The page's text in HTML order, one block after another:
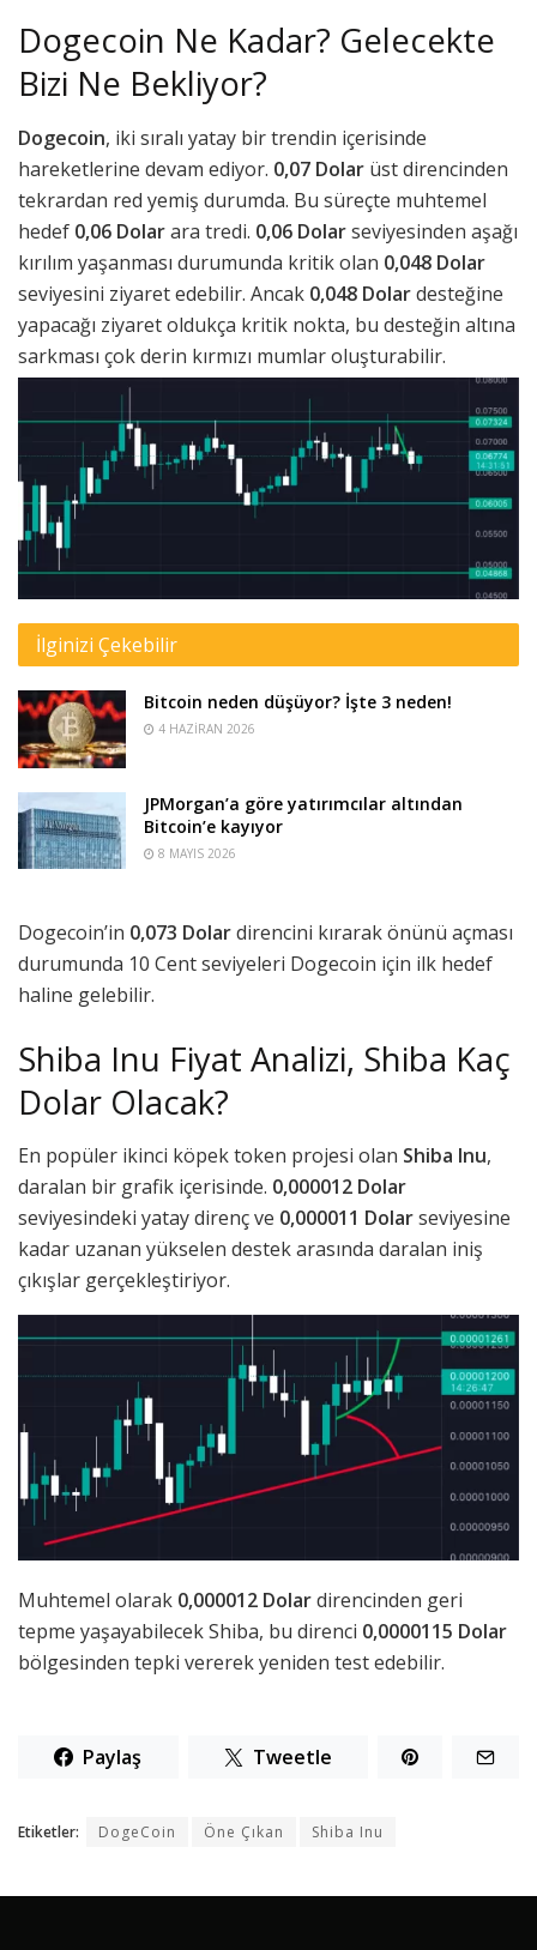
Dogecoin Ne Kadar? Gelecekte
Bizi Ne Bekliyor?
Dogecoin, iki sıralı yatay bir trendin içerisinde
hareketlerine devam ediyor. 0,07 Dolar üst direncinden
tekrardan red yemiş durumda. Bu süreçte muhtemel
hedef 0,06 Dolarara tredi. 0,06 Dolarseviyesinden aşağı
kırılım yaşanması durumunda kritik olan 0,048 Dolar
seviyesini ziyaret edebilir. Ancak 0,048 Dolardesteğine
yapacağı ziyaret oldukça kritik nokta, bu desteğin altına
sarkması çok derin kırmızı mumlar oluşturabilir.
İlginizi Çekebilir
Bitcoin neden düşüyor? İşte 3 neden!
4 HAZIRAN 2026
JPMorgan’a göre yatırımcılar altından
Bitcoin’e kayıyor
8 MAYIS 2026
Dogecoin’in 0,073 Dolardirencini kırarak önünü açması
durumunda 10 Cent seviyeleri Dogecoin için ilk hedef
haline gelebilir.
Shiba Inu Fiyat Analizi, Shiba Kaç
Dolar Olacak?
En popüler ikinci köpek token projesi olan Shiba Inu,
daralan bir grafik içerisinde. 0,000012 Dolar
seviyesindeki yatay direnç ve 0,000011 Dolarseviyesine
kadar uzanan yükselen destek arasında daralan iniş
çıkışlar gerçekleştiriyor.
Muhtemel olarak 0,000012 Dolardirencinden geri
tepme yaşayabilecek Shiba, bu direnci 0,0000115 Dolar
bölgesinden tepki vererek yeniden test edebilir.
Paylaş Tweetle
Etiketler: DogeCoin Öne Çıkan Shiba Inu